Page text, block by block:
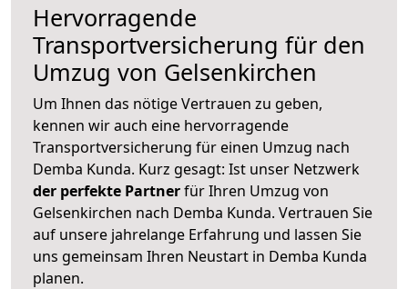
Hervorragende
Transportversicherung für den
Umzug von Gelsenkirchen
Um Ihnen das nötige Vertrauen zu geben,
kennen wir auch eine hervorragende
Transportversicherung für einen Umzug nach
Demba Kunda. Kurz gesagt: Ist unser Netzwerk
der perfekte Partnerfür Ihren Umzug von
Gelsenkirchen nach Demba Kunda. Vertrauen Sie
auf unsere jahrelange Erfahrung und lassen Sie
uns gemeinsam Ihren Neustart in Demba Kunda
planen.